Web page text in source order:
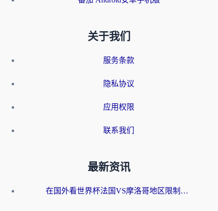
关于我们
服务条款
隐私协议
应用权限
联系我们
最新资讯
在国外看世界杯法国VS摩洛哥地区限制？这篇指南让你流畅看中文解说无压力